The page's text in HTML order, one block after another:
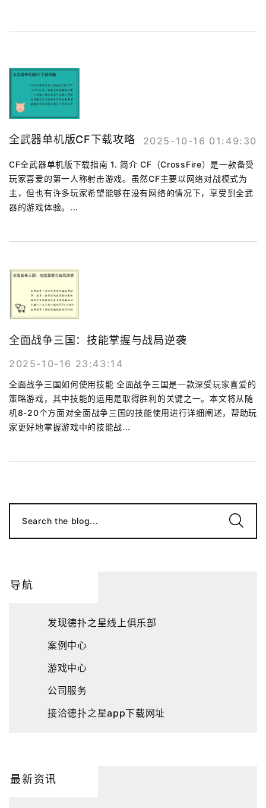
全武器单机版CF下载攻略 2025-10-16 01:49:30
CF全武器单机版下载指南 1. 简介 CF（CrossFire）是一款备受
玩家喜爱的第一人称射击游戏。虽然CF主要以网络对战模式为
主，但也有许多玩家希望能够在没有网络的情况下，享受到全武
器的游戏体验。...
全面战争三国：技能掌握与战局逆袭
2025-10-16 23:43:14
全面战争三国如何使用技能 全面战争三国是一款深受玩家喜爱的
策略游戏，其中技能的运用是取得胜利的关键之一。本文将从随
机8-20个方面对全面战争三国的技能使用进行详细阐述，帮助玩
家更好地掌握游戏中的技能战...
Search the blog...
导航
发现德扑之星线上俱乐部
案例中心
游戏中心
公司服务
接洽德扑之星app下载网址
最新资讯